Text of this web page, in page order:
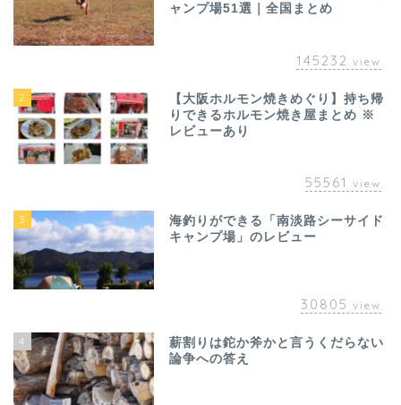
ャンプ場51選｜全国まとめ
145232 view
2
【大阪ホルモン焼きめぐり】持ち帰
りできるホルモン焼き屋まとめ ※
レビューあり
55561 view
3
海釣りができる「南淡路シーサイド
キャンプ場」のレビュー
30805 view
4
薪割りは鉈か斧かと言うくだらない
論争への答え